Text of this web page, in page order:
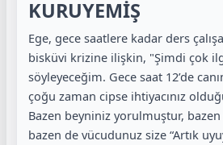
KURUYEMİŞ
Ege, gece saatlere kadar ders
bisküvi krizine ilişkin, "Şimdi çok
söyleyeceğim. Gece saat 12’de
çoğu zaman cipse ihtiyacınız
Bazen beyniniz yorulmuştur, bazen
bazen de vücudunuz size “Artık